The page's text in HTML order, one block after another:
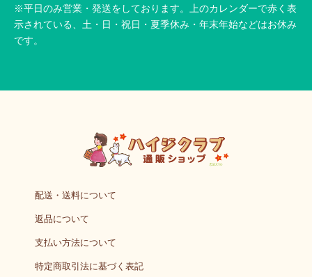
※平日のみ営業・発送をしております。上のカレンダーで赤く表
示されている、土・日・祝日・夏季休み・年末年始などはお休み
です。
配送・送料について
返品について
支払い方法について
特定商取引法に基づく表記